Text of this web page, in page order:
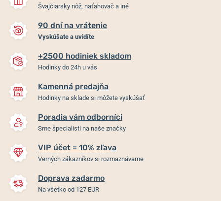
Švajčiarsky nôž, naťahovač a iné
90 dní na vrátenie
Vyskúšate a uvidíte
+2500 hodiniek skladom
Hodinky do 24h u vás
Kamenná predajňa
Hodinky na sklade si môžete vyskúšať
Poradia vám odborníci
Sme špecialisti na naše značky
VIP účet = 10% zľava
Verných zákazníkov si rozmaznávame
Doprava zadarmo
Na všetko od 127 EUR